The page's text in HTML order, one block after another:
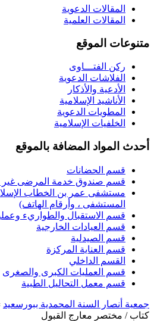
المقالات الدعوية
المقالات العلمية
متنوعات الموقع
ركن الفتـــاوى
الفلاشات الدعوية
الأدعية والأذكار
الأناشيد الإسلامية
المطويات الدعوية
الخلفيات الإسلامية
أحدث المواد المضافة بالموقع
قسم الحضانات
قسم صندوق خدمة المرضى غير
مستشفى عمر بن الخطاب
المستشفى ، وأرقام الهاتف)
قسم الاستقبال والطواريء
قسم العيادات الخارجية
قسم الصيدلية
قسم العناية المركزة
القسم الداخلي
قسم العمليات الكبرى والصغرى
قسم معمل التحاليل الطبية
جمعية أنصار السنة المحمدية ببورسعيد
كتاب / مختصر معارج القبول